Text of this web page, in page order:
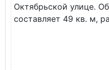
Октябрьской улице.
составляет 49 кв. м,